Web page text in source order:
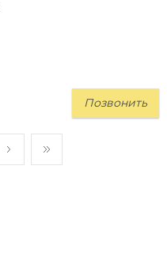
Позвонить